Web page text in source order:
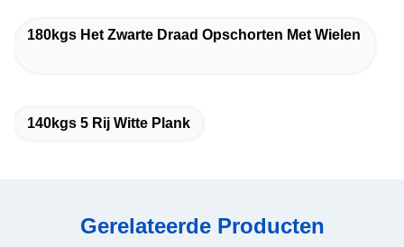
180kgs Het Zwarte Draad Opschorten Met Wielen
140kgs 5 Rij Witte Plank
Gerelateerde Producten